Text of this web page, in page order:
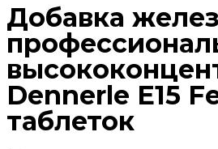
Добавка
Dennerle E15
таблеток